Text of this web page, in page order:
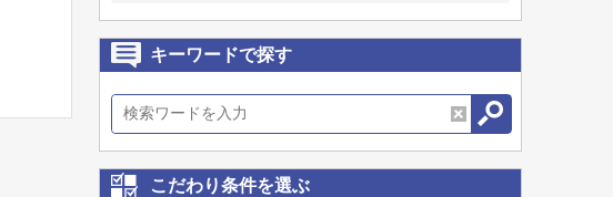
キーワードで探す
こだわり条件を選ぶ